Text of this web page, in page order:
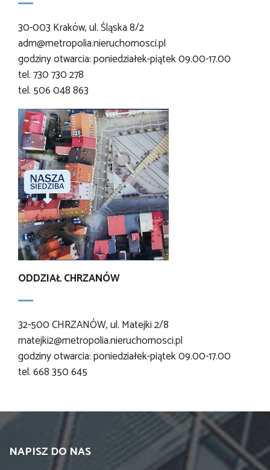
30-003 Kraków, ul. Śląska 8/2
adm@metropolia.nieruchomosci.pl
godziny otwarcia: poniedziałek-piątek 09.00-17.00
tel. 730 730 278
tel. 506 048 863
ODDZIAŁ CHRZANÓW
32-500 CHRZANÓW, ul. Matejki 2/8
matejki2@metropolia.nieruchomosci.pl
godziny otwarcia: poniedziałek-piątek 09.00-17.00
tel. 668 350 645
NAPISZ DO NAS